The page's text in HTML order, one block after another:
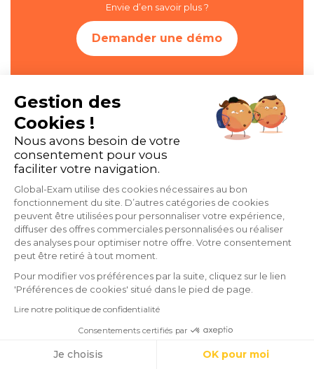
Envie d’en savoir plus ?
Demander une démo
Les articles qui vont aussi
vous intéresser
Gestion des
Cookies !
Nous avons besoin de votre
consentement pour vous
faciliter votre navigation.
Global-Exam utilise des cookies nécessaires au bon
fonctionnement du site. D’autres catégories de cookies
peuvent être utilisées pour personnaliser votre expérience,
diffuser des offres commerciales personnalisées ou réaliser
des analyses pour optimiser notre offre. Votre consentement
peut être retiré à tout moment.
Pour modifier vos préférences par la suite, cliquez sur le lien
'Préférences de cookies' situé dans le pied de page.
Lire notre politique de confidentialité
Consentements certifiés par
Je choisis OK pour moi
Cookies